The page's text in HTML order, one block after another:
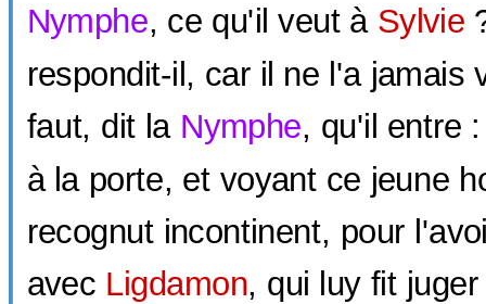
Nymphe, ce qu'il veut à Sylvie
respondit-il, car il ne l'a jamais
faut, dit la Nymphe, qu'il entre
à la porte, et voyant ce jeune
recognut incontinent, pour
avec Ligdamon, qui luy fit